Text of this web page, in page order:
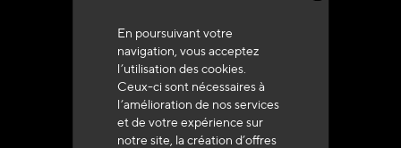
En poursuivant votre
navigation, vous acceptez
l’utilisation des cookies.
Ceux-ci sont nécessaires à
l’amélioration de nos services
et de votre expérience sur
notre site, la création d’offres
+33 (0)4 79 72 62 22 Taper 1